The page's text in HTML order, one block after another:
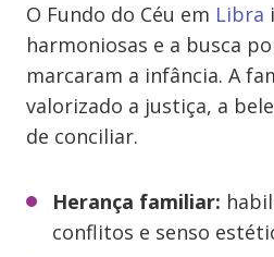
O Fundo do Céu em Libra
harmoniosas e a busca
marcaram a infância. A
valorizado a justiça, a
de conciliar.
Herança familiar:
conflitos e senso